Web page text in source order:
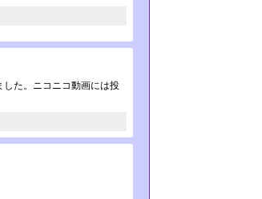
た。ニコ­ニコ動画には投